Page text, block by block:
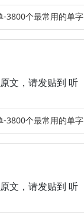
-3800个最常用的单字
文，请发贴到 听
-3800个最常用的单字
文，请发贴到 听